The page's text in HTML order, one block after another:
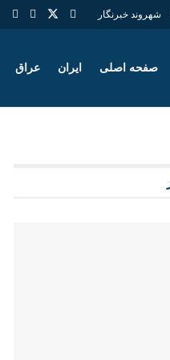
شهروند خبرنگار
صفحه اصلی ایران عراق